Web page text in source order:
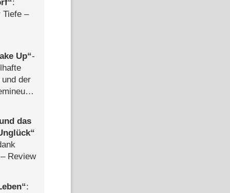
:
Tiefe –
Up -
der
das
Review
: